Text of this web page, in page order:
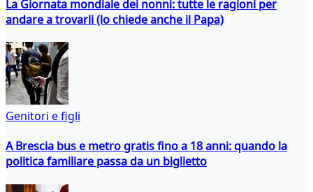
La Giornata mondiale dei nonni: tutte le ragioni per
andare a trovarli (lo chiede anche il Papa)
Genitori e figli
A Brescia bus e metro gratis fino a 18 anni: quando la
politica familiare passa da un biglietto